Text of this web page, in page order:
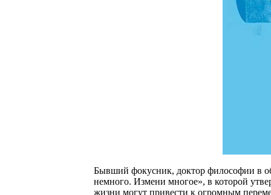
Бывший фокусник, доктор философии в
немного. Измени многое», в которой
жизни могут привести к огромным